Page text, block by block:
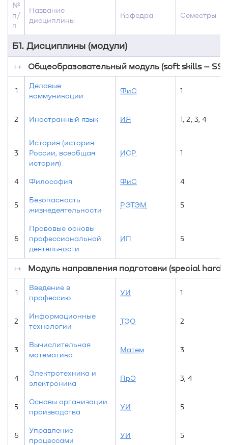
№
п/
п
Название
дисциплины
Кафедра Семестры
Б1. Дисциплины (модули)
↦ Общеобразовательный модуль (soft skills – SS)
1
Деловые
коммуникации
ФиС 1
2 Иностранный язык ИЯ 1, 2, 3, 4
3
История (история
России, всеобщая
история)
ИСР 1
4 Философия ФиС 4
5
Безопасность
жизнедеятельности
РЭТЭМ 5
6
Правовые основы
профессиональной
деятельности
ИП 5
↦ Модуль направления подготовки (special hard
1
Введение в
профессию
УИ 1
2
Информационные
технологии
ТЭО 2
3
Вычислительная
математика
Матем 3
4
Электротехника и
электроника
ПрЭ 3, 4
5
Основы организации
производства
УИ 5
6
Управление
процессами
УИ 5